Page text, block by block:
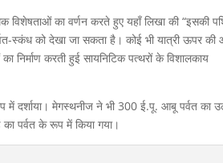
का वर्णन करते हुए यहाँ लिखा की “इसकी
स्कंध को देखा जा सकता है। कोई भी यात्री ऊपर की
निर्माण करती हुई सायनिटिक पत्थरों के विशालकाय
में दर्शाया। मेगस्थनीज ने भी 300 ई.पू. आबू पर्वत का
का पर्वत के रूप में किया गया।